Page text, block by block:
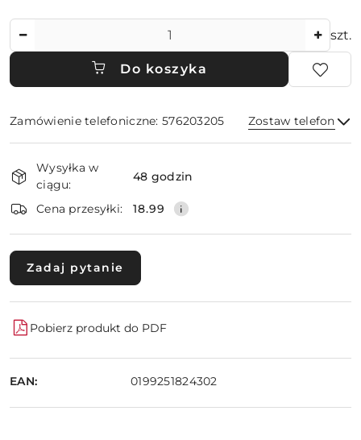
szt.
Do koszyka
Zamówienie telefoniczne: 576203205 Zostaw telefon
i
dostawa
Wysyłka w
ciągu:
48 godzin
Cena przesyłki: 18.99
Zadaj pytanie
Pobierz produkt do PDF
EAN: 0199251824302